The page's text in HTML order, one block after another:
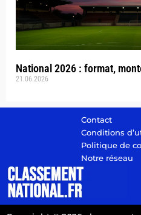
National 2026 : format,
21.06.2026
Contact
Conditions
Politique de
Notre réseau